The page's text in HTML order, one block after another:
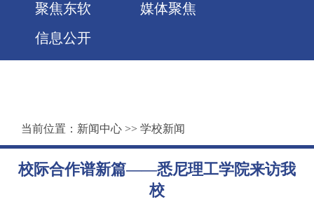
聚焦东软
媒体聚焦
信息公开
当前位置： 新闻中心 >> 学校新闻
校际合作谱新篇——悉尼理工学院来访我
校